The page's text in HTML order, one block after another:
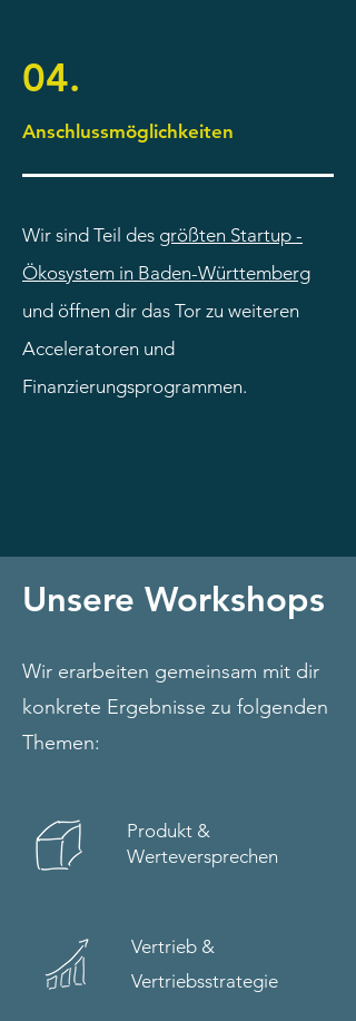
04.
Anschlussmöglichkeiten
Wir sind Teil des größten Startup -
Ökosystem in Baden-Württemberg
und öffnen dir das Tor zu weiteren
Acceleratoren und
Finanzierungsprogrammen.
Unsere Workshops
Wir erarbeiten gemeinsam mit dir
konkrete Ergebnisse zu folgenden
Themen:
Produkt &
Werteversprechen
Vertrieb &
Vertriebsstrategie